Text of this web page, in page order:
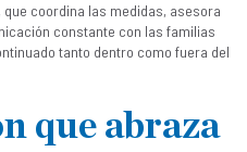
coordina las medidas, asesora
constante con las familias
tanto dentro como fuera del
que abraza